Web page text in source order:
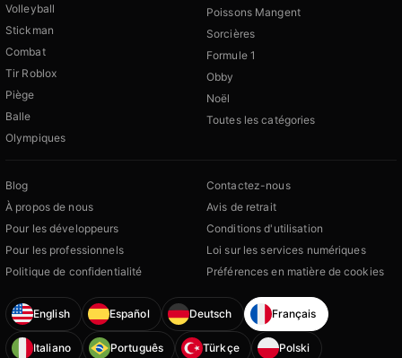
Volleyball
Stickman
Combat
Tir Roblox
Piège
Balle
Olympiques
Poissons Mangent
Sorcières
Formule 1
Obby
Noël
Toutes les catégories
Blog
À propos de nous
Pour les développeurs
Pour les professionnels
Politique de confidentialité
Contactez-nous
Avis de retrait
Conditions d'utilisation
Loi sur les services numériques
Préférences en matière de cookies
English Español Deutsch Français
Italiano Português Türkçe Polski